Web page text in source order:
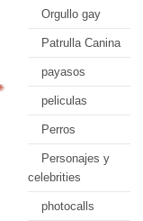
Orgullo gay
Patrulla Canina
payasos
peliculas
Perros
Personajes y
celebrities
photocalls